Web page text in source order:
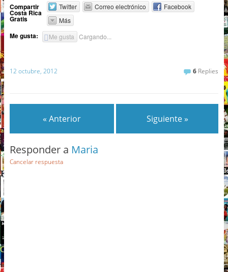
Compartir
Costa Rica
Gratis
Twitter Correo electrónico
Facebook
Más
Me gusta: Me gusta Cargando...
12 octubre, 2012 6 Replies
« Anterior Siguiente »
Responder a Maria
Cancelar respuesta